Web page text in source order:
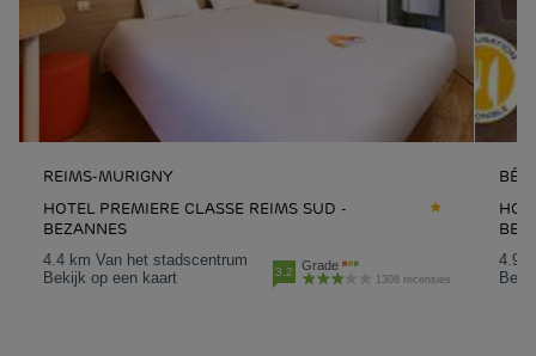
REIMS-MURIGNY
HOTEL PREMIERE CLASSE REIMS SUD -
BEZANNES
4.4 km Van het stadscentrum
Bekijk op een kaart
3.2 Grade
1308 recensies
4.9